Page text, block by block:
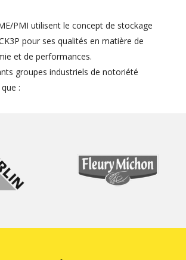
PMI utilisent le concept de stockage
pour ses qualités en matière de
et de performances.
groupes industriels de notoriété
: